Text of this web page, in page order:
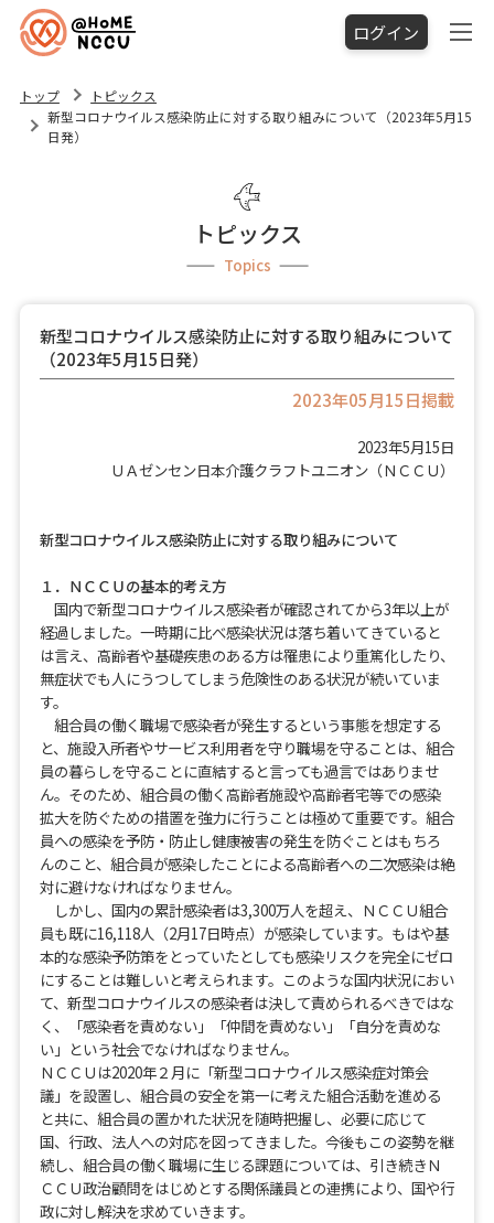
ログイン
トップ
トピックス
新型コロナウイルス感染防止に対する取り組みについて（2023年5月15
日発）
トピックス
Topics
新型コロナウイルス感染防止に対する取り組みについて
（2023年5月15日発）
2023年05月15日掲載
2023年5月15日
ＵＡゼンセン日本介護クラフトユニオン（ＮＣＣＵ）
新型コロナウイルス感染防止に対する取り組みについて
１．ＮＣＣＵの基本的考え方
国内で新型コロナウイルス感染者が確認されてから3年以上が
経過しました。一時期に比べ感染状況は落ち着いてきていると
は言え、高齢者や基礎疾患のある方は罹患により重篤化したり、
無症状でも人にうつしてしまう危険性のある状況が続いていま
す。
組合員の働く職場で感染者が発生するという事態を想定する
と、施設入所者やサービス利用者を守り職場を守ることは、組合
員の暮らしを守ることに直結すると言っても過言ではありませ
ん。そのため、組合員の働く高齢者施設や高齢者宅等での感染
拡大を防ぐための措置を強力に行うことは極めて重要です。組合
員への感染を予防・防止し健康被害の発生を防ぐことはもちろ
んのこと、組合員が感染したことによる高齢者への二次感染は絶
対に避けなければなりません。
しかし、国内の累計感染者は3,300万人を超え、ＮＣＣＵ組合
員も既に16,118人（2月17日時点）が感染しています。もはや基
本的な感染予防策をとっていたとしても感染リスクを完全にゼロ
にすることは難しいと考えられます。このような国内状況におい
て、新型コロナウイルスの感染者は決して責められるべきではな
く、「感染者を責めない」「仲間を責めない」「自分を責めな
い」という社会でなければなりません。
ＮＣＣＵは2020年２月に「新型コロナウイルス感染症対策会
議」を設置し、組合員の安全を第一に考えた組合活動を進める
と共に、組合員の置かれた状況を随時把握し、必要に応じて
国、行政、法人への対応を図ってきました。今後もこの姿勢を継
続し、組合員の働く職場に生じる課題については、引き続きＮ
ＣＣＵ政治顧問をはじめとする関係議員との連携により、国や行
政に対し解決を求めていきます。